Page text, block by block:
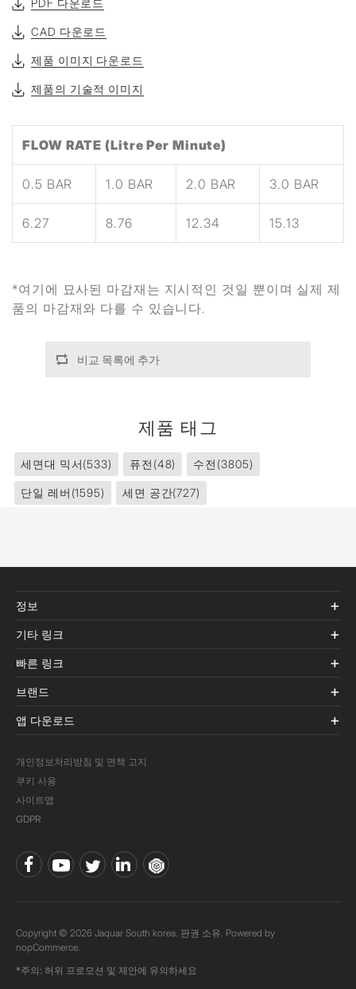
PDF 다운로드
CAD 다운로드
제품 이미지 다운로드
제품의 기술적 이미지
FLOW RATE (Litre Per Minute)
0.5 BAR 1.0 BAR 2.0 BAR 3.0 BAR
6.27 8.76 12.34 15.13
*여기에 묘사된 마감재는 지시적인 것일 뿐이며 실제 제
품의 마감재와 다를 수 있습니다.
비교 목록에 추가
제품 태그
세면대 믹서(533) 퓨전 (48) 수전 (3805)
단일 레버 (1595) 세면 공간(727)
정보
기타 링크
빠른 링크
브랜드
앱 다운로드
개인정보처리방침 및 면책 고지
쿠키 사용
사이트맵
GDPR
Copyright © 2026 Jaquar South korea. 판권 소유. Powered by
nopCommerce.
*주의: 허위 프로모션 및 제안에 유의하세요